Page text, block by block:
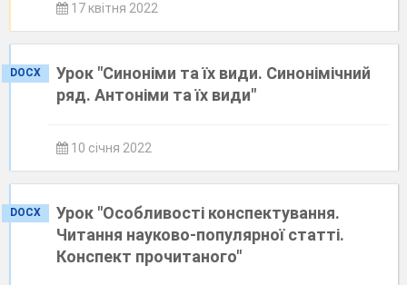
17 квітня 2022
DOCX
Урок "Синоніми та їх види. Синонімічний
ряд. Антоніми та їх види"
10 січня 2022
DOCX
Урок "Особливості конспектування.
Читання науково-популярної статті.
Конспект прочитаного"